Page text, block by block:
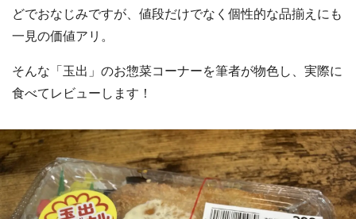
どでおなじみですが、値段だけでなく個性的な品揃えにも
一見の価値アリ。
そんな「玉出」のお惣菜コーナーを筆者が物色し、実際に
食べてレビューします！